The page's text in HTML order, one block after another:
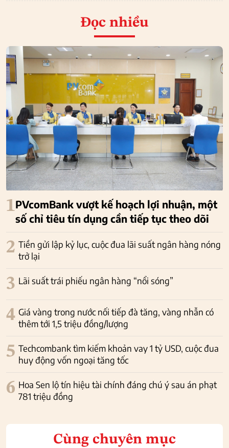
Đọc nhiều
1PVcomBank vượt kế hoạch lợi nhuận, một
số chỉ tiêu tín dụng cần tiếp tục theo dõi
2 Tiền gửi lập kỷ lục, cuộc đua lãi suất ngân hàng nóng
trở lại
3 Lãi suất trái phiếu ngân hàng “nổi sóng”
4 Giá vàng trong nước nối tiếp đà tăng, vàng nhẫn có
thêm tới 1,5 triệu đồng/lượng
5 Techcombank tìm kiếm khoản vay 1 tỷ USD, cuộc đua
huy động vốn ngoại tăng tốc
6 Hoa Sen lộ tín hiệu tài chính đáng chú ý sau án phạt
781 triệu đồng
Cùng chuyên mục